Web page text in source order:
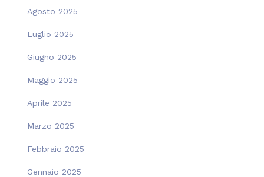
Agosto 2025
Luglio 2025
Giugno 2025
Maggio 2025
Aprile 2025
Marzo 2025
Febbraio 2025
Gennaio 2025